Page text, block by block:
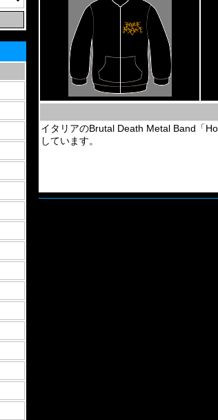
イタリアのBrutal Death Metal Band「
しています。